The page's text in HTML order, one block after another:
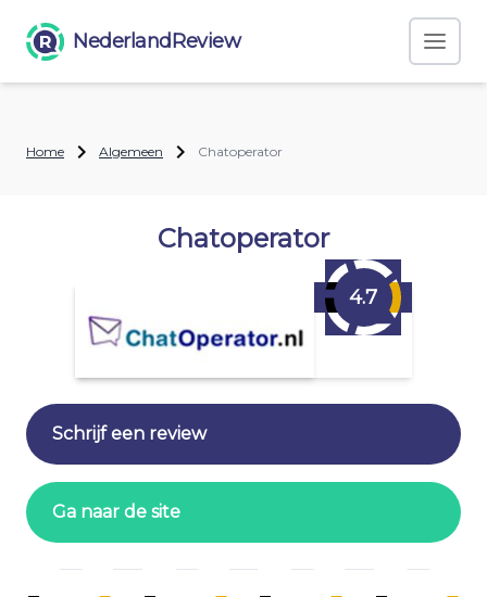
NederlandReview
Home Algemeen Chatoperator
Chatoperator
4.7
Schrijf een review
Ga naar de site